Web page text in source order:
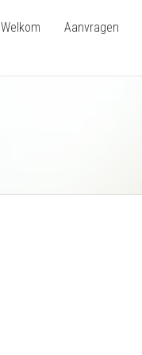
Welkom Aanvragen